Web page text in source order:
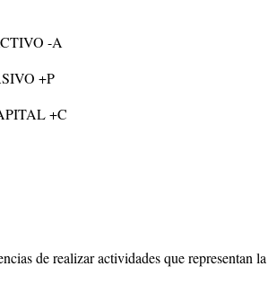
-A
+P
+C
de realizar actividades que representan la